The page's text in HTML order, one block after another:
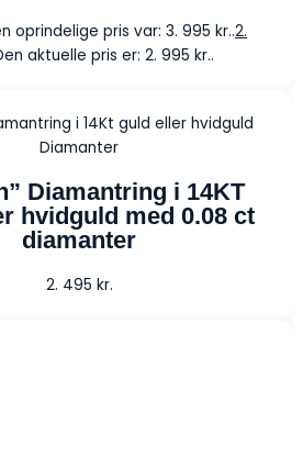
oprindelige pris var: 3. 995 kr..2.
aktuelle pris er: 2. 995 kr..
Diamanter
Diamantring i 14KT
hvidguld med 0.08 ct
diamanter
2. 495 kr.